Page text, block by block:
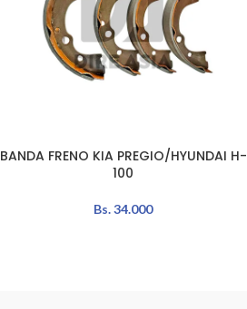
AÑADIR AL CARRITO
BANDA FRENO KIA PREGIO/HYUNDAI H-
100
Bs.34.000